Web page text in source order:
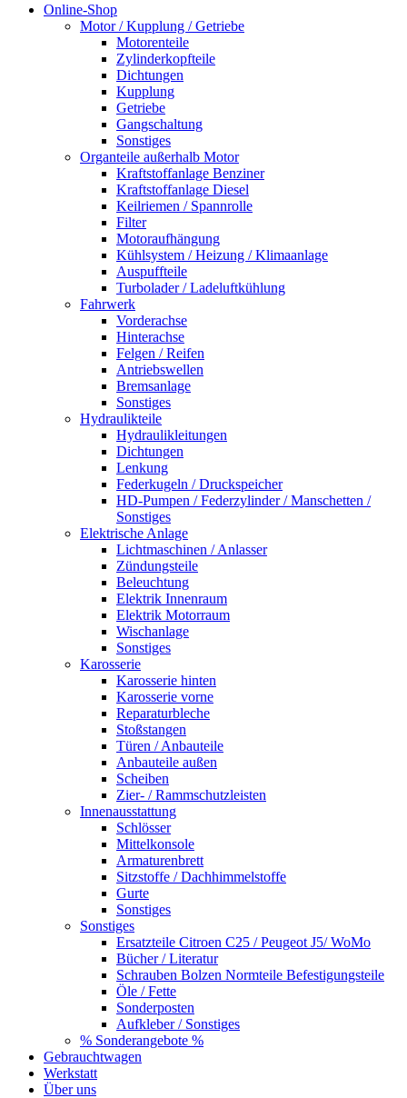
Online-Shop
Motor / Kupplung / Getriebe
Motorenteile
Zylinderkopfteile
Dichtungen
Kupplung
Getriebe
Gangschaltung
Sonstiges
Organteile außerhalb Motor
Kraftstoffanlage Benziner
Kraftstoffanlage Diesel
Keilriemen / Spannrolle
Filter
Motoraufhängung
Kühlsystem / Heizung / Klimaanlage
Auspuffteile
Turbolader / Ladeluftkühlung
Fahrwerk
Vorderachse
Hinterachse
Felgen / Reifen
Antriebswellen
Bremsanlage
Sonstiges
Hydraulikteile
Hydraulikleitungen
Dichtungen
Lenkung
Federkugeln / Druckspeicher
HD-Pumpen / Federzylinder / Manschetten /
Sonstiges
Elektrische Anlage
Lichtmaschinen / Anlasser
Zündungsteile
Beleuchtung
Elektrik Innenraum
Elektrik Motorraum
Wischanlage
Sonstiges
Karosserie
Karosserie hinten
Karosserie vorne
Reparaturbleche
Stoßstangen
Türen / Anbauteile
Anbauteile außen
Scheiben
Zier- / Rammschutzleisten
Innenausstattung
Schlösser
Mittelkonsole
Armaturenbrett
Sitzstoffe / Dachhimmelstoffe
Gurte
Sonstiges
Sonstiges
Ersatzteile Citroen C25 / Peugeot J5/ WoMo
Bücher / Literatur
Schrauben Bolzen Normteile Befestigungsteile
Öle / Fette
Sonderposten
Aufkleber / Sonstiges
% Sonderangebote %
Gebrauchtwagen
Werkstatt
Über uns